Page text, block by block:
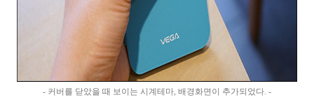
- 커버를 닫았을 때 보이는 시계테마, 배경화면이 추가되었다. -